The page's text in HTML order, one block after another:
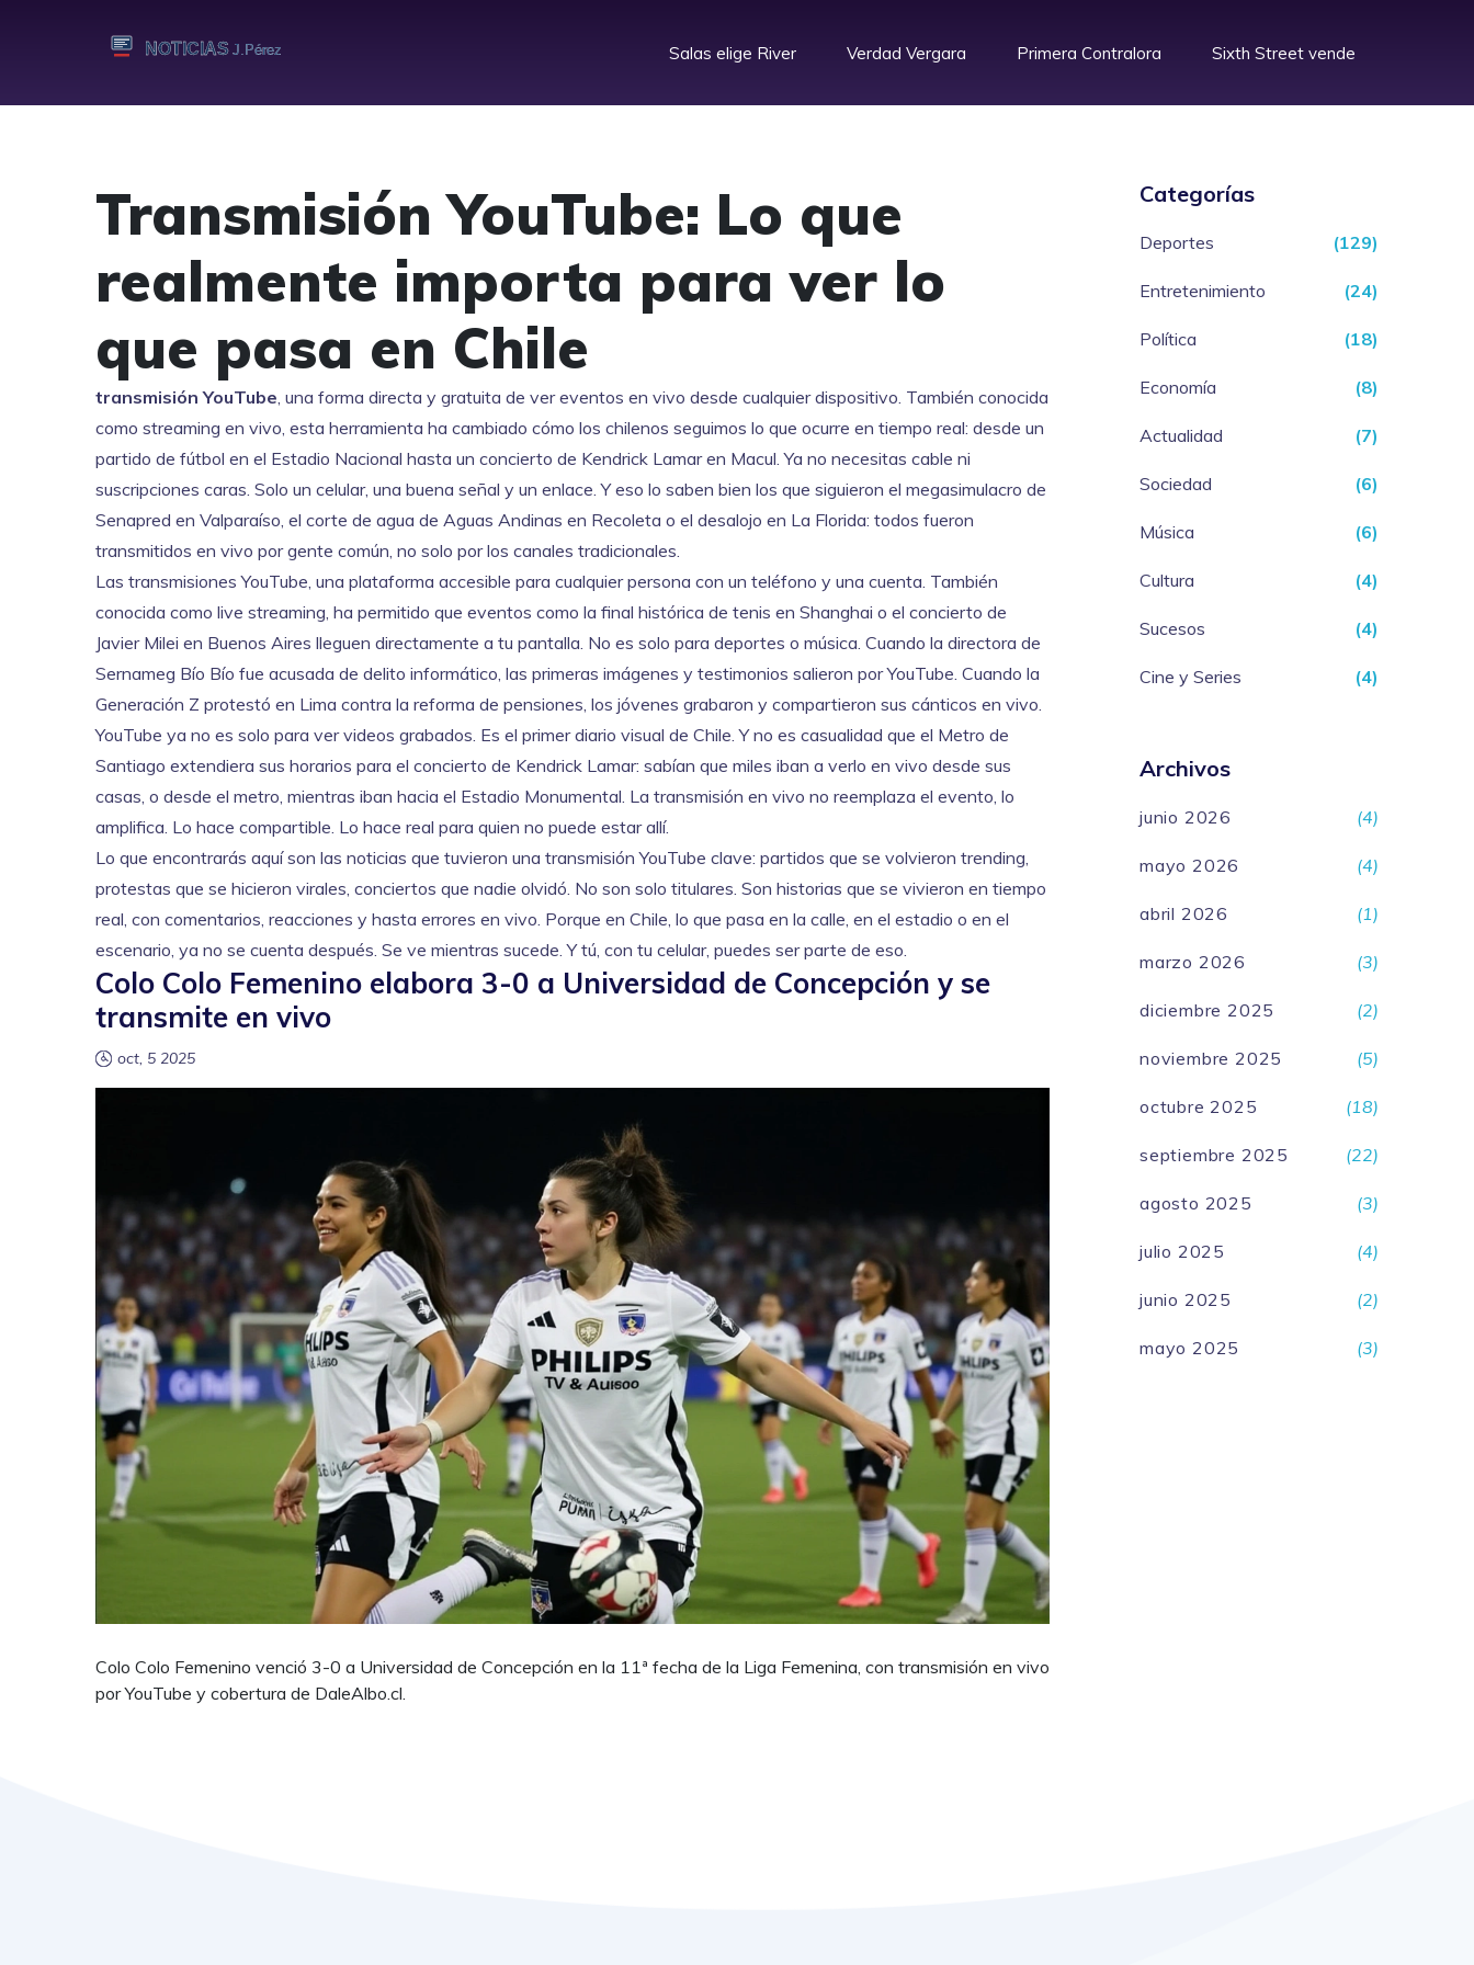
Salas elige River Verdad Vergara Primera Contralora Sixth Street vende
Transmisión YouTube: Lo que
realmente importa para ver lo
que pasa en Chile
transmisión YouTube, una forma directa y gratuita de ver eventos en vivo desde cualquier dispositivo. También conocida
como streaming en vivo, esta herramienta ha cambiado cómo los chilenos seguimos lo que ocurre en tiempo real: desde un
partido de fútbol en el Estadio Nacional hasta un concierto de Kendrick Lamar en Macul. Ya no necesitas cable ni
suscripciones caras. Solo un celular, una buena señal y un enlace. Y eso lo saben bien los que siguieron el megasimulacro de
Senapred en Valparaíso, el corte de agua de Aguas Andinas en Recoleta o el desalojo en La Florida: todos fueron
transmitidos en vivo por gente común, no solo por los canales tradicionales.
Las transmisiones YouTube, una plataforma accesible para cualquier persona con un teléfono y una cuenta. También
conocida como live streaming, ha permitido que eventos como la final histórica de tenis en Shanghai o el concierto de
Javier Milei en Buenos Aires lleguen directamente a tu pantalla. No es solo para deportes o música. Cuando la directora de
Sernameg Bío Bío fue acusada de delito informático, las primeras imágenes y testimonios salieron por YouTube. Cuando la
Generación Z protestó en Lima contra la reforma de pensiones, los jóvenes grabaron y compartieron sus cánticos en vivo.
YouTube ya no es solo para ver videos grabados. Es el primer diario visual de Chile. Y no es casualidad que el Metro de
Santiago extendiera sus horarios para el concierto de Kendrick Lamar: sabían que miles iban a verlo en vivo desde sus
casas, o desde el metro, mientras iban hacia el Estadio Monumental. La transmisión en vivo no reemplaza el evento, lo
amplifica. Lo hace compartible. Lo hace real para quien no puede estar allí.
Lo que encontrarás aquí son las noticias que tuvieron una transmisión YouTube clave: partidos que se volvieron trending,
protestas que se hicieron virales, conciertos que nadie olvidó. No son solo titulares. Son historias que se vivieron en tiempo
real, con comentarios, reacciones y hasta errores en vivo. Porque en Chile, lo que pasa en la calle, en el estadio o en el
escenario, ya no se cuenta después. Se ve mientras sucede. Y tú, con tu celular, puedes ser parte de eso.
Colo Colo Femenino elabora 3-0 a Universidad de Concepción y se
transmite en vivo
oct, 5 2025
Colo Colo Femenino venció 3-0 a Universidad de Concepción en la 11ª fecha de la Liga Femenina, con transmisión en vivo
por YouTube y cobertura de DaleAlbo.cl.
Categorías
Deportes (129)
Entretenimiento (24)
Política (18)
Economía (8)
Actualidad (7)
Sociedad (6)
Música (6)
Cultura (4)
Sucesos (4)
Cine y Series (4)
Archivos
junio 2026 (4)
mayo 2026 (4)
abril 2026 (1)
marzo 2026 (3)
diciembre 2025 (2)
noviembre 2025 (5)
octubre 2025 (18)
septiembre 2025 (22)
agosto 2025 (3)
julio 2025 (4)
junio 2025 (2)
mayo 2025 (3)